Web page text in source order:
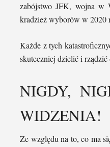
zabójstwo JFK, wojna w
kradzież wyborów w 2020
Każde z tych
skuteczniej dzielić i rządzić
NIGDY,
WIDZENIA!
Ze względu na to, co ma